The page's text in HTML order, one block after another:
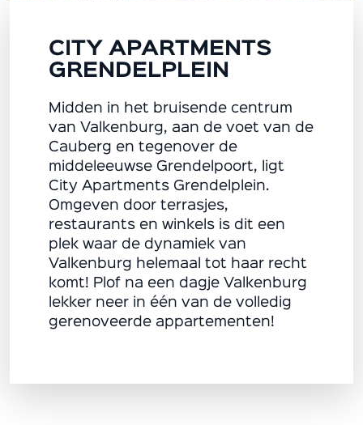
CITY APARTMENTS
GRENDELPLEIN
Midden in het bruisende centrum
van Valkenburg, aan de voet van de
Cauberg en tegenover de
middeleeuwse Grendelpoort, ligt
City Apartments Grendelplein.
Omgeven door terrasjes,
restaurants en winkels is dit een
plek waar de dynamiek van
Valkenburg helemaal tot haar recht
komt! Plof na een dagje Valkenburg
lekker neer in één van de volledig
gerenoveerde appartementen!